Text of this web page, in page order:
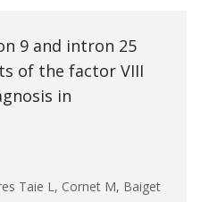
9 and intron 25
of the factor VIII
in
Taie L, Cornet M, Baiget